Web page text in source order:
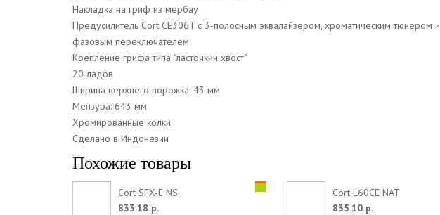
Накладка на гриф из мербау
Предусилитель Cort CE306T с 3-полосным эквалайзером, хроматическим тюнером и
фазовым переключателем
Крепление грифа типа "ласточкин хвост"
20 ладов
Ширина верхнего порожка: 43 мм
Мензура: 643 мм
Хромированные колки
Сделано в Индонезии
Похожие товары
Cort SFX-E NS
833.18 р.
Cort L60CE NAT
835.10 р.